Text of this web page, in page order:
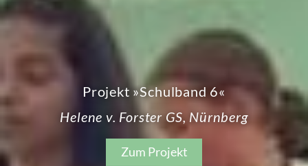
Projekt »Schulband 6«
Helene v. Forster GS, Nürnberg
Zum Projekt